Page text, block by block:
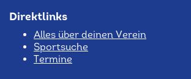
Direktlinks
Alles über deinen Verein
Sportsuche
Termine